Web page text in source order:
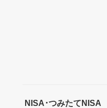
NISA･つみたてNISA